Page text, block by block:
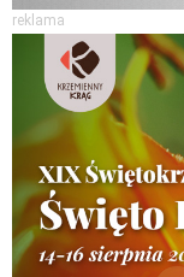
reklama